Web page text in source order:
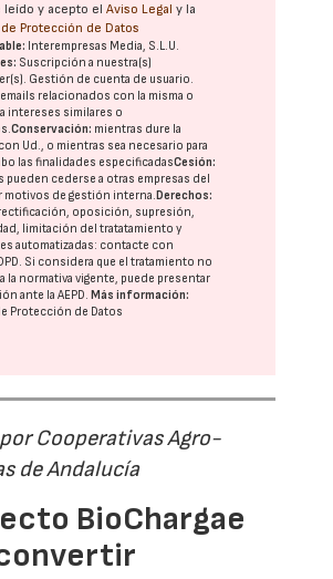
leído y acepto elAviso Legal y la
Protección de Datos
Interempresas Media, S.L.U.
Suscripción a nuestra(s)
Gestión de cuenta de usuario.
relacionados con la misma o
intereses similares o
Conservación: mientras dure la
Ud., o mientras sea necesario para
las finalidades especificadasCesión:
pueden cederse a otras empresas del
motivos de gestión interna. Derechos:
oposición, supresión,
limitación del tratatamiento y
automatizadas: contacte con
. Si considera que el tratamiento no
la normativa vigente, puede presentar
ante laAEPD. Más información:
Protección de Datos
Cooperativas Agro-
de Andalucía
BioChargae